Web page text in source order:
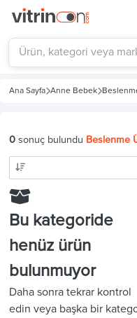
Ana Sayfa Anne Bebek
0sonuç bulundu Beslenme
Bu kategoride
henüz ürün
bulunmuyor
Daha sonra tekrar kontrol
edin veya başka bir